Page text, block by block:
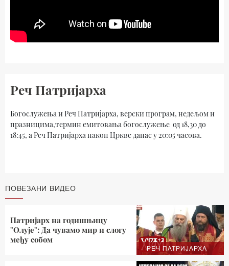
Реч Патријарха
Богослужења и Реч Патријарха, верски програм, недељом и
празницима,термин емитовања богослужење од 18,30 до
18:45, а Реч Патријарха након Цркве данас у 20:05 часова.
ПОВЕЗАНИ ВИДЕО
РЕЧ ПАТРИЈАРХА
Патријарх на годишњицу
"Олује": Да чувамо мир и слогу
међу собом